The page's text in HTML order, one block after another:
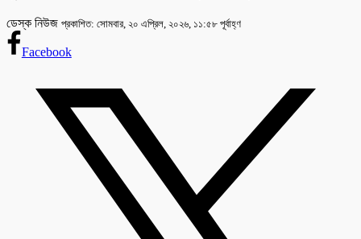
ডেস্ক নিউজ প্রকাশিত: সোমবার, ২০ এপ্রিল, ২০২৬, ১১:৫৮ পূর্বাহ্ণ
Facebook